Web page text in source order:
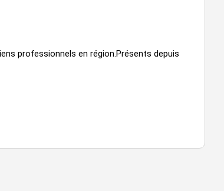
professionnels en région.Présents depuis